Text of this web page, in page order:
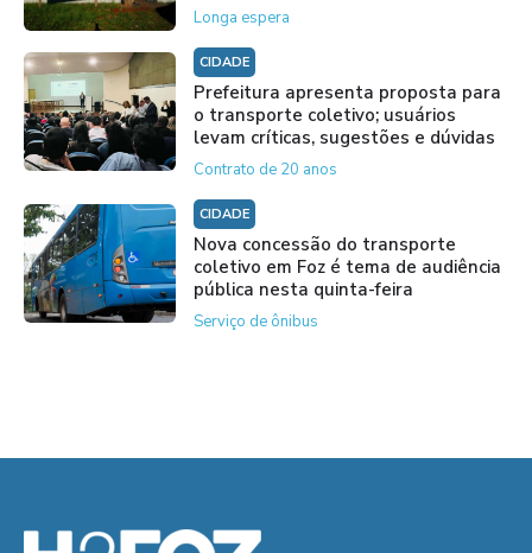
Longa espera
CIDADE
Prefeitura apresenta proposta para
o transporte coletivo; usuários
levam críticas, sugestões e dúvidas
Contrato de 20 anos
CIDADE
Nova concessão do transporte
coletivo em Foz é tema de audiência
pública nesta quinta-feira
Serviço de ônibus